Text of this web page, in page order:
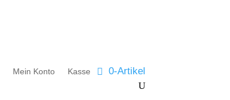
Mein Konto Kasse 0-Artikel